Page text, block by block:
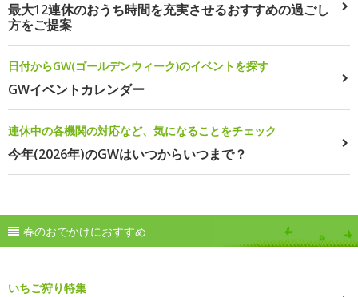
最大12連休のおうち時間を充実させるおすすめの過ごし
方をご提案
日付からGW(ゴールデンウィーク)のイベントを探す
GWイベントカレンダー
連休中の各機関の対応など、気になることをチェック
今年(2026年)のGWはいつからいつまで？
春のおでかけにおすすめ
いちご狩り特集